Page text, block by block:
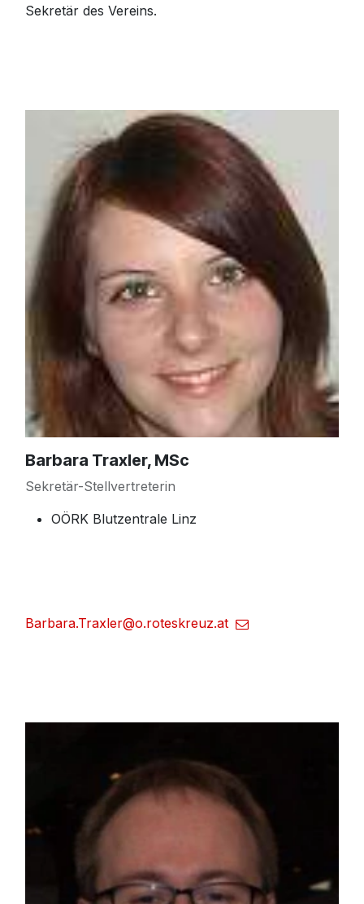
Sekretär des Vereins.
Barbara Traxler, MSc
Sekretär-Stellvertreterin
OÖRK Blutzentrale Linz
Barbara.Traxler@o.roteskreuz.at